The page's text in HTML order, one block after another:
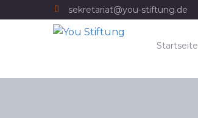
sekretariat@you-stiftung.de
Startseite